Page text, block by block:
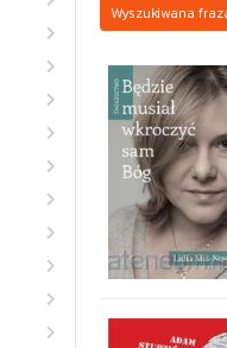
Wyszukiwana